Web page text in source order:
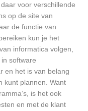
voor verschillende
op de site van
de functie van
kun je het
informatica volgen,
software
en het is van belang
kunt plannen. Want
is het ook
en met de klant